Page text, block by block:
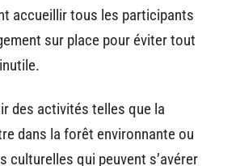
accueillir tous les participants
sur place pour éviter tout
des activités telles que la
dans la forêt environnante ou
culturelles qui peuvent s’avérer